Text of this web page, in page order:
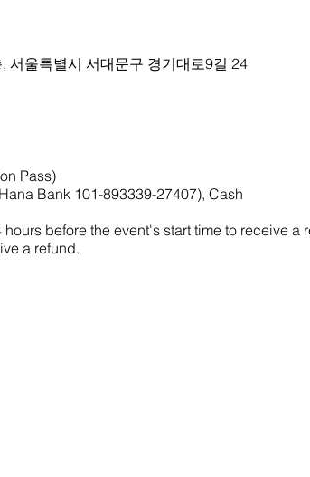
서울특별시 서대문구 경기대로9길 24
Pass)
Bank 101-893339-27407), Cash
before the event's start time to receive a
a refund.